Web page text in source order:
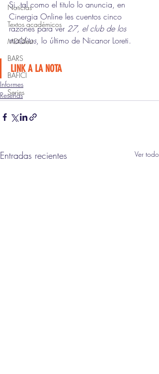
Noticias
Textos académicos
MDQfest
BARS
BAFICI
Series
Si, tal como el titulo lo anuncia, en
Cinergia Online les cuentos cinco
razones para ver 27, el club de los
malditos, lo último de Nicanor Loreti.
LINK A LA NOTA
Informes
Reseñas
Entradas recientes Ver todo